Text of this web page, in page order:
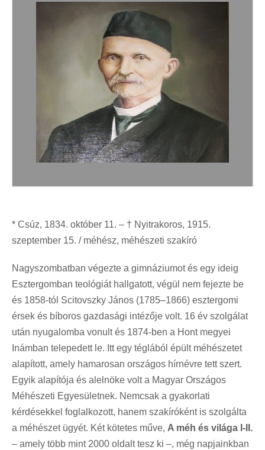
* Csúz, 1834. október 11. – † Nyitrakoros, 1915.
szeptember 15. / méhész, méhészeti szakíró
Nagyszombatban végezte a gimnáziumot és egy ideig
Esztergomban teológiát hallgatott, végül nem fejezte be
és 1858-tól Scitovszky János (1785–1866) esztergomi
érsek és bíboros gazdasági intézője volt. 16 év szolgálat
után nyugalomba vonult és 1874-ben a Hont megyei
Inámban telepedett le. Itt egy téglából épült méhészetet
alapított, amely hamarosan országos hírnévre tett szert.
Egyik alapítója és alelnöke volt a Magyar Országos
Méhészeti Egyesületnek. Nemcsak a gyakorlati
kérdésekkel foglalkozott, hanem szakíróként is szolgálta
a méhészet ügyét. Két kötetes műve, A méh és világa I-II.
– amely több mint 2000 oldalt tesz ki –, még napjainkban